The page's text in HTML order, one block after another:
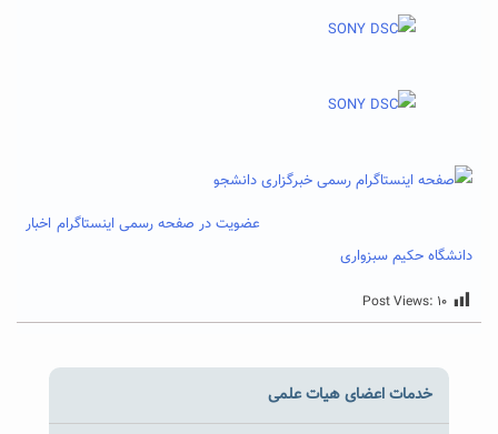
عضویت در صفحه رسمی اینستاگرام اخبار
دانشگاه حکیم سبزواری
Post Views: ۱۰
خدمات اعضای هیات علمی